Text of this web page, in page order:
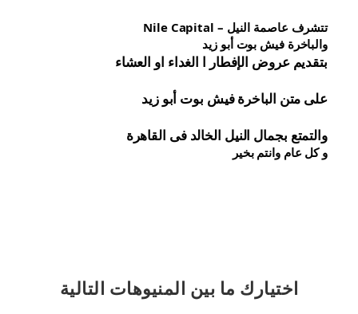
تتشرف عاصمة النيل – Nile Capital
والباخرة فيش بوت أبو زيد
بتقديم عروض الإفطار ا الغداء او العشاء
على متن الباخرة فيش بوت أبو زيد
والتمتع بجمال النيل الخالد فى القاهرة
و كل عام وانتم بخير
اختيارك ما بين المنيوهات التالية